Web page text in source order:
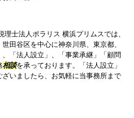
理士法人ポラリス 横浜プリムスでは、
世田谷区を中心に神奈川県、東京都、
「法人設立」、「事業承継」「顧問
相談を承っております。「法人設立」
いましたら、お気軽に当事務所まで